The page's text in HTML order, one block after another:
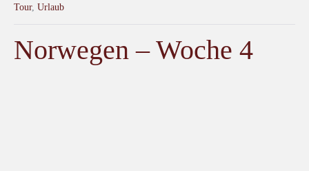
Tour, Urlaub
Norwegen – Woche 4